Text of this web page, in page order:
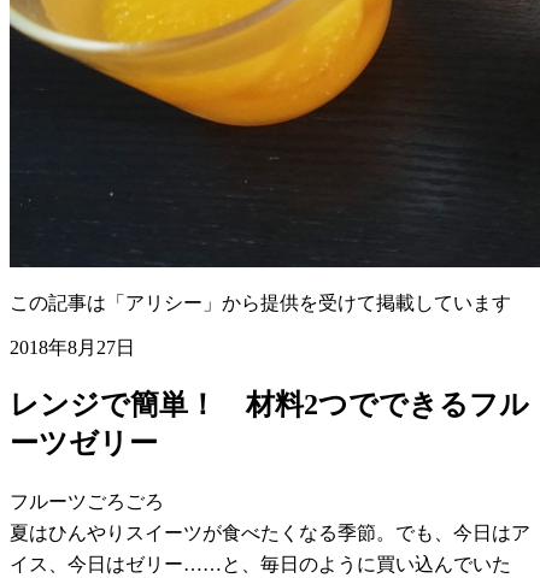
この記事は「アリシー」から提供を受けて掲載しています
2018年8月27日
レンジで簡単！ 材料2つでできるフル
ーツゼリー
フルーツごろごろ
夏はひんやりスイーツが食べたくなる季節。でも、今日はア
イス、今日はゼリー……と、毎日のように買い込んでいた